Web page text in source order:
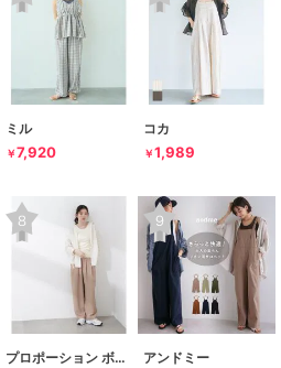
ミル
￥7,920
コカ
￥1,989
プロポーション ボディドレッシング アンドミー